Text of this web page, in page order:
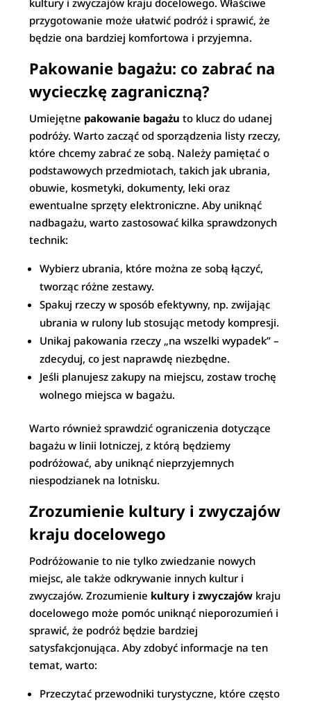
kultury i zwyczajów kraju docelowego. Właściwe
przygotowanie może ułatwić podróż i sprawić, że
będzie ona bardziej komfortowa i przyjemna.
Pakowanie bagażu: co zabrać na
wycieczkę zagraniczną?
Umiejętne pakowanie bagażu to klucz do udanej
podróży. Warto zacząć od sporządzenia listy rzeczy,
które chcemy zabrać ze sobą. Należy pamiętać o
podstawowych przedmiotach, takich jak ubrania,
obuwie, kosmetyki, dokumenty, leki oraz
ewentualne sprzęty elektroniczne. Aby uniknąć
nadbagażu, warto zastosować kilka sprawdzonych
technik:
Wybierz ubrania, które można ze sobą łączyć,
tworząc różne zestawy.
Spakuj rzeczy w sposób efektywny, np. zwijając
ubrania w rulony lub stosując metody kompresji.
Unikaj pakowania rzeczy „na wszelki wypadek” –
zdecyduj, co jest naprawdę niezbędne.
Jeśli planujesz zakupy na miejscu, zostaw trochę
wolnego miejsca w bagażu.
Warto również sprawdzić ograniczenia dotyczące
bagażu w linii lotniczej, z którą będziemy
podróżować, aby uniknąć nieprzyjemnych
niespodzianek na lotnisku.
Zrozumienie kultury i zwyczajów
kraju docelowego
Podróżowanie to nie tylko zwiedzanie nowych
miejsc, ale także odkrywanie innych kultur i
zwyczajów. Zrozumienie kultury i zwyczajów kraju
docelowego może pomóc uniknąć nieporozumień i
sprawić, że podróż będzie bardziej
satysfakcjonująca. Aby zdobyć informacje na ten
temat, warto:
Przeczytać przewodniki turystyczne, które często